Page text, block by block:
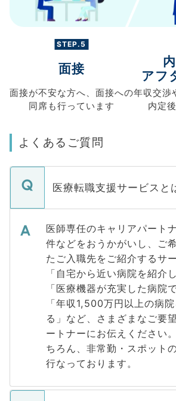
STEP.5
面接
面接が不安な方へ、 面接への
同席も行っています
アフ
年収交渉
内定
よくあるご質問
医療転職支援サービスと
医師専任のキャリアパート
件などをおうかがいし、ご
たご入職先をご紹介するサ
「自宅から近い病院を紹介
「医療機器が充実した病院
「年収1,500万円以上の病
る」など、さまざまなご要
ートナーにお伝えください
ちろん、非常勤・スポット
行なっております。